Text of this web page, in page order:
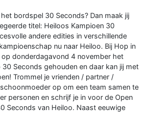
bordspel 30 Seconds? Dan maak jij
titel: Heiloos Kampioen 30
andere edities in verschillende
nu naar Heiloo. Bij Hop in
donderdagavond 4 november het
Seconds gehouden en daar kan jij met
Trommel je vrienden / partner /
op om een team samen te
personen en schrijf je in voor de Open
Seconds van Heiloo. Naast eeuwige